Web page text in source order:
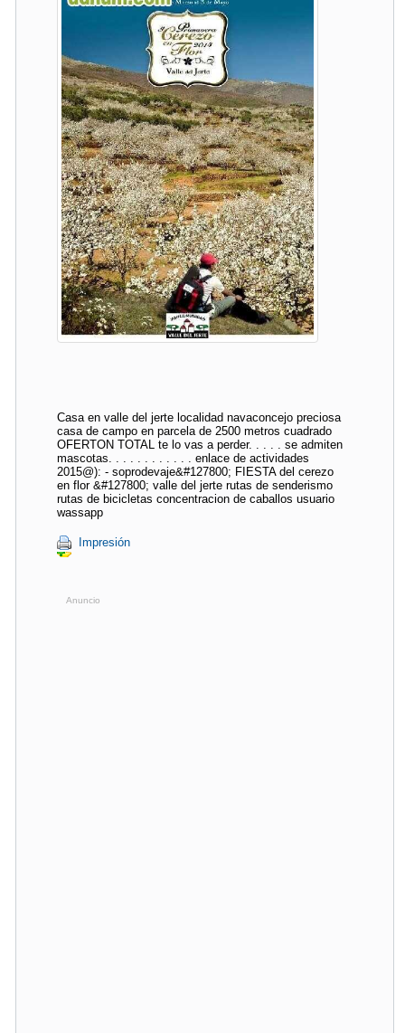
Casa en valle del jerte localidad navaconcejo preciosa
casa de campo en parcela de 2500 metros cuadrado
OFERTON TOTAL te lo vas a perder. . . . . se admiten
mascotas. . . . . . . . . . . . enlace de actividades
2015@): - soprodevaje&#127800; FIESTA del cerezo
en flor &#127800; valle del jerte rutas de senderismo
rutas de bicicletas concentracion de caballos usuario
wassapp
Impresión
Anuncio